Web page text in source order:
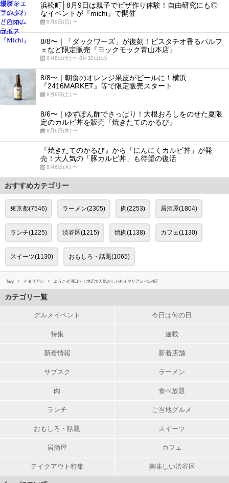
浜松町│8月9日は親子でピザ作り体験！自由研究にも◎
なイベントが『michi』で開催
8月9日(日) 〜
8/8〜｜「ダックワーズ」が復刻！ピスタチオ香るパルフ
ェなど限定販売『ヨックモック青山本店』
8月8日(土) 〜 8月30日(日)
8/8〜｜朝食のオレンジ果皮がビールに！横浜
『2416MARKET』等で限定販売スタート
8月8日(土) 〜
8/6〜｜ゆずぽん酢でさっぱり！大根おろしをのせた夏限
定のカルビ丼を販売『焼きたてのかるび』
8月6日(木) 〜
『焼きたてのかるび』から「にんにくカルビ丼」が発
売！大人気の「豚カルビ丼」も待望の復活
8月6日(木) 〜
おすすめカテゴリー
東京都(7546) ラーメン(2305) 肉(2253) 居酒屋(1804)
ランチ(1225) 渋谷区(1215) 焼肉(1138) カフェ(1130)
スイーツ(1130) おもしろ・話題(1065)
favy イタリアン ようこそ川口へ！地元で人気おしゃれイタリアンバル4店
カテゴリ一覧
グルメイベント 今日は何の日
特集 連載
新着情報 新着店舗
サブスク ラーメン
肉 食べ放題
ランチ ご当地グルメ
おもしろ・話題 スイーツ
居酒屋 カフェ
テイクアウト特集 美味しい渋谷区